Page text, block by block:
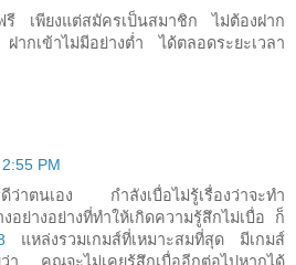
รี เพียงแต่สมัครเป็นสมาชิก ไม่ต้องฝาก
กเข้าไม่มีอย่างต่ำ ได้ตลอดระยะเวลา
2:55 PM
ว่าตนเอง กำลังเบื่อไม่รู้เรื่องว่าจะทำ
อย่างอย่างที่ทำให้เกิดความรู้สึกไม่เบื่อ ก็
แหล่งรวมเกมส์ที่เหมาะสมที่สุด มีเกมส์
คุณจะไม่เคยรู้สึกเบื่ออีกต่อไปหากได้